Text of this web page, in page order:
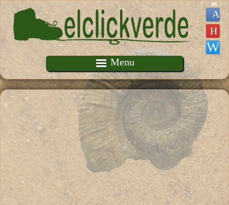
Pasar al contenido principal
Menu